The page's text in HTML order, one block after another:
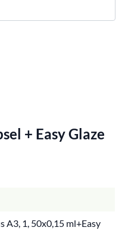
+ Easy Glaze
A3, 1, 50x0,15 ml+Easy